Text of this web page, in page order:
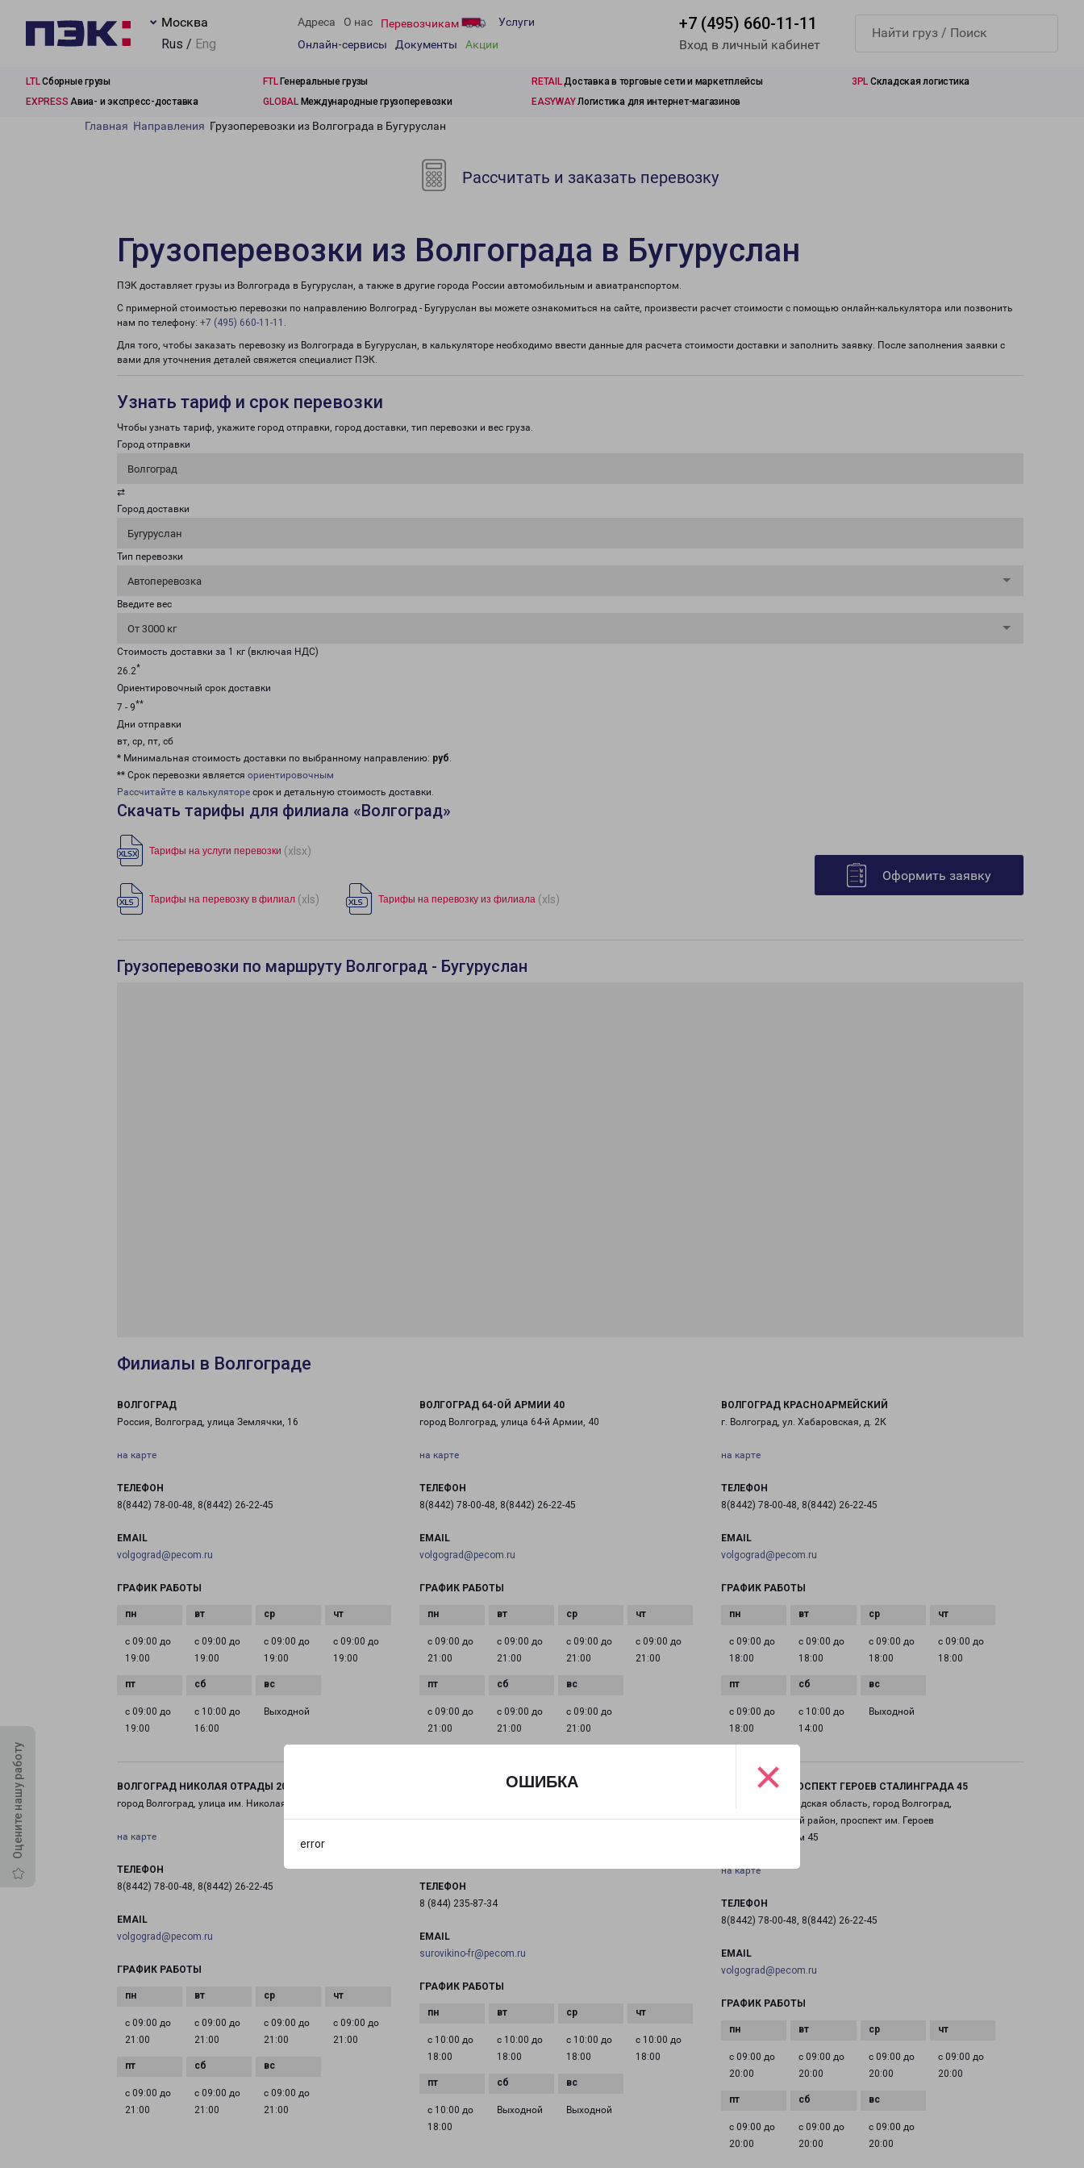
ОШИБКА
error
×
Москва
Rus / Eng
Адреса О нас Перевозчикам
Услуги
Онлайн-сервисы
Документы Акции
+7 (495) 660-11-11
Вход в личный кабинет
LTLСборные грузы FTLГенеральные грузы RETAILДоставка в торговые сети и маркетплейсы 3PL Складская логистика
EXPRESS Авиа- и экспресс-доставка GLOBALМеждународные грузоперевозки EASYWAYЛогистика для интернет-магазинов
Оцените нашу работу
Главная Направления Грузоперевозки из Волгограда в Бугуруслан
Рассчитать и заказать перевозку
Грузоперевозки из Волгограда в Бугуруслан
ПЭК доставляет грузы из Волгограда в Бугуруслан, а также в другие города России автомобильным и авиатранспортом.
С примерной стоимостью перевозки по направлению Волгоград - Бугуруслан вы можете ознакомиться на сайте, произвести расчет стоимости с помощью онлайн-калькулятора или позвонить
нам по телефону: +7 (495) 660-11-11 .
Для того, чтобы заказать перевозку из Волгограда в Бугуруслан, в калькуляторе необходимо ввести данные для расчета стоимости доставки и заполнить заявку. После заполнения заявки с
вами для уточнения деталей свяжется специалист ПЭК.
Узнать тариф и срок перевозки
Чтобы узнать тариф, укажите город отправки, город доставки, тип перевозки и вес груза.
Город отправки
Волгоград
⇄
Город доставки
Бугуруслан
Тип перевозки
Автоперевозка
Введите вес
От 3000 кг
Стоимость доставки за 1 кг (включая НДС)
26.2*
Ориентировочный срок доставки
7 - 9**
Дни отправки
вт, ср, пт, сб
* Минимальная стоимость доставки по выбранному направлению: руб.
** Срок перевозки является ориентировочным
Рассчитайте в калькуляторе срок и детальную стоимость доставки.
Скачать тарифы для филиала «Волгоград»
Тарифы на услуги перевозки (xlsx)
Тарифы на перевозку в филиал (xls) Тарифы на перевозку из филиала (xls)
Оформить заявку
Грузоперевозки по маршруту Волгоград - Бугуруслан
Филиалы в Волгограде
ВОЛГОГРАД
Россия, Волгоград, улица Землячки, 16
на карте
ТЕЛЕФОН
8(8442) 78-00-48, 8(8442) 26-22-45
EMAIL
volgograd@pecom.ru
ГРАФИК РАБОТЫ
с 09:00 до
19:00
с 09:00 до
19:00
с 09:00 до
19:00
с 09:00 до
19:00
с 09:00 до
19:00
с 10:00 до
16:00
Выходной
ВОЛГОГРАД 64-ОЙ АРМИИ 40
город Волгоград, улица 64-й Армии, 40
на карте
ТЕЛЕФОН
8(8442) 78-00-48, 8(8442) 26-22-45
EMAIL
volgograd@pecom.ru
ГРАФИК РАБОТЫ
с 09:00 до
21:00
с 09:00 до
21:00
с 09:00 до
21:00
с 09:00 до
21:00
с 09:00 до
21:00
с 09:00 до
21:00
с 09:00 до
21:00
ВОЛГОГРАД КРАСНОАРМЕЙСКИЙ
г. Волгоград, ул. Хабаровская, д. 2К
на карте
ТЕЛЕФОН
8(8442) 78-00-48, 8(8442) 26-22-45
EMAIL
volgograd@pecom.ru
ГРАФИК РАБОТЫ
с 09:00 до
18:00
с 09:00 до
18:00
с 09:00 до
18:00
с 09:00 до
18:00
с 09:00 до
18:00
с 10:00 до
14:00
Выходной
ВОЛГОГРАД НИКОЛАЯ ОТРАДЫ 20Б
город Волгоград, улица им. Николая Отрады, 20Б
на карте
ТЕЛЕФОН
8(8442) 78-00-48, 8(8442) 26-22-45
EMAIL
volgograd@pecom.ru
ГРАФИК РАБОТЫ
с 09:00 до
21:00
с 09:00 до
21:00
с 09:00 до
21:00
с 09:00 до
21:00
с 09:00 до
21:00
с 09:00 до
21:00
с 09:00 до
21:00
Кооперативная, д. 1
ТЕЛЕФОН
8 (844) 235-87-34
EMAIL
surovikino-fr@pecom.ru
ГРАФИК РАБОТЫ
с 10:00 до
18:00
с 10:00 до
18:00
с 10:00 до
18:00
с 10:00 до
18:00
с 10:00 до
18:00
Выходной Выходной
ВОЛГОГРАД ПРОСПЕКТ ГЕРОЕВ СТАЛИНГРАДА 45
Россия, Волгоградская область, город Волгоград,
Красноармейский район, проспект им. Героев
Сталинграда, дом 45
на карте
ТЕЛЕФОН
8(8442) 78-00-48, 8(8442) 26-22-45
EMAIL
volgograd@pecom.ru
ГРАФИК РАБОТЫ
с 09:00 до
20:00
с 09:00 до
20:00
с 09:00 до
20:00
с 09:00 до
20:00
с 09:00 до
20:00
с 09:00 до
20:00
с 09:00 до
20:00